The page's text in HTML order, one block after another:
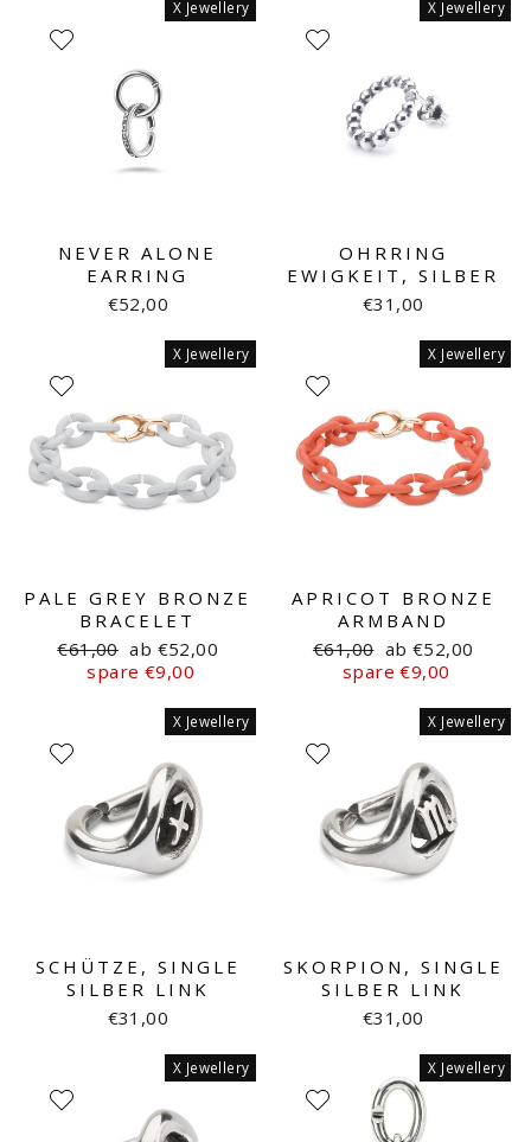
X Jewellery
NEVER ALONE
EARRING
€52,00
X Jewellery
OHRRING
EWIGKEIT, SILBER
€31,00
X Jewellery
PALE GREY BRONZE
BRACELET
Normaler
Preis
€61,00 Sonderpreis
ab €52,00
spare €9,00
X Jewellery
APRICOT BRONZE
ARMBAND
Normaler
Preis
€61,00 Sonderpreis
ab €52,00
spare €9,00
X Jewellery
SCHÜTZE, SINGLE
SILBER LINK
€31,00
X Jewellery
SKORPION, SINGLE
SILBER LINK
€31,00
X Jewellery X Jewellery